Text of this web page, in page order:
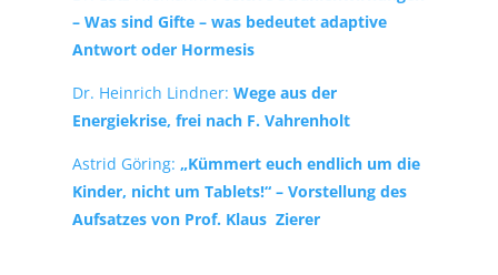
– Was sind Gifte – was bedeutet adaptive
Antwort oder Hormesis
Dr. Heinrich Lindner: Wege aus der
Energiekrise, frei nach F. Vahrenholt
Astrid Göring: „Kümmert euch endlich um die
Kinder, nicht um Tablets!“ – Vorstellung des
Aufsatzes von Prof. Klaus Zierer